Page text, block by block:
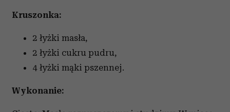
Kruszonka:
2 łyżki masła,
2 łyżki cukru pudru,
4 łyżki mąki pszennej.
Wykonanie: